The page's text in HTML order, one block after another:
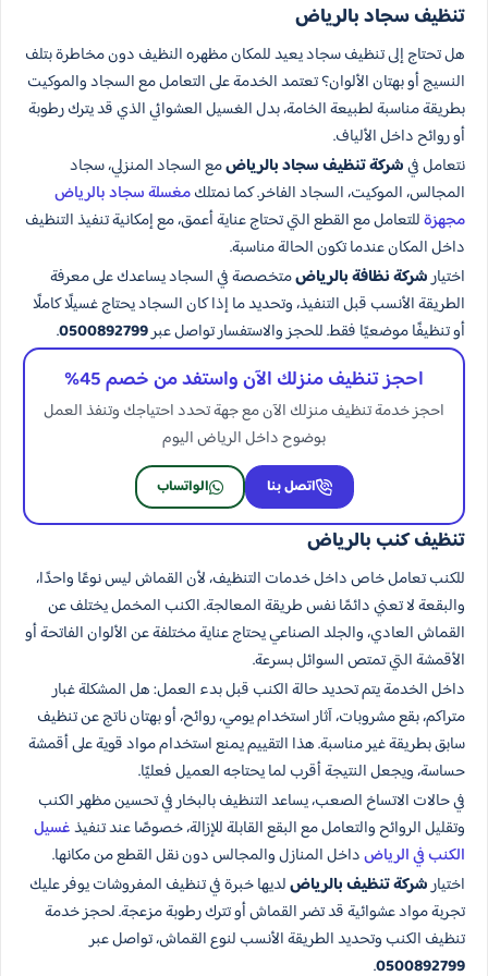
تنظيف سجاد بالرياض
هل تحتاج إلى تنظيف سجاد يعيد للمكان مظهره النظيف دون مخاطرة بتلف
النسيج أو بهتان الألوان؟ تعتمد الخدمة على التعامل مع السجاد والموكيت
بطريقة مناسبة لطبيعة الخامة، بدل الغسيل العشوائي الذي قد يترك رطوبة
أو روائح داخل الألياف.
نتعامل فيشركة تنظيف سجاد بالرياضمع السجاد المنزلي، سجاد
المجالس، الموكيت، السجاد الفاخر. كما نمتلكمغسلة سجاد بالرياض
مجهزةللتعامل مع القطع التي تحتاج عناية أعمق، مع إمكانية تنفيذ التنظيف
داخل المكان عندما تكون الحالة مناسبة.
اختيارشركة نظافة بالرياضمتخصصة في السجاد يساعدك على معرفة
الطريقة الأنسب قبل التنفيذ، وتحديد ما إذا كان السجاد يحتاج غسيلًا كاملًا
أو تنظيفًا موضعيًا فقط. للحجز والاستفسار تواصل عبر0500892799
.
احجز تنظيف منزلك الآن واستفد من خصم 45%
احجز خدمة تنظيف منزلك الآن مع جهة تحدد احتياجك وتنفذ العمل
بوضوح داخل الرياض اليوم
اتصل بنا الواتساب
تنظيف كنب بالرياض
للكنب تعامل خاص داخل خدمات التنظيف، لأن القماش ليس نوعًا واحدًا،
والبقعة لا تعني دائمًا نفس طريقة المعالجة. الكنب المخمل يختلف عن
القماش العادي، والجلد الصناعي يحتاج عناية مختلفة عن الألوان الفاتحة أو
الأقمشة التي تمتص السوائل بسرعة.
داخل الخدمة يتم تحديد حالة الكنب قبل بدء العمل: هل المشكلة غبار
متراكم، بقع مشروبات، آثار استخدام يومي، روائح، أو بهتان ناتج عن تنظيف
سابق بطريقة غير مناسبة. هذا التقييم يمنع استخدام مواد قوية على أقمشة
حساسة، ويجعل النتيجة أقرب لما يحتاجه العميل فعليًا.
في حالات الاتساخ الصعب، يساعد التنظيف بالبخار في تحسين مظهر الكنب
وتقليل الروائح والتعامل مع البقع القابلة للإزالة، خصوصًا عند تنفيذغسيل
الكنب في الرياضداخل المنازل والمجالس دون نقل القطع من مكانها.
اختيارشركة تنظيف بالرياضلديها خبرة في تنظيف المفروشات يوفر عليك
تجربة مواد عشوائية قد تضر القماش أو تترك رطوبة مزعجة. لحجز خدمة
تنظيف الكنب وتحديد الطريقة الأنسب لنوع القماش، تواصل عبر
0500892799
.